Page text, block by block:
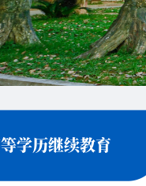
学历继续教育